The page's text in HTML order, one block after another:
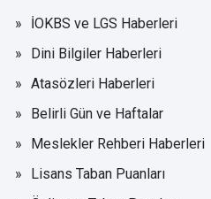
İOKBS ve LGS Haberleri
Dini Bilgiler Haberleri
Atasözleri Haberleri
Belirli Gün ve Haftalar
Meslekler Rehberi Haberleri
Lisans Taban Puanları